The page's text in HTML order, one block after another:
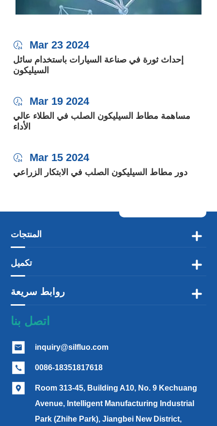
 Mar 23 2024
إحداث ثورة في صناعة السيارات باستخدام سائل
السيليكون
 Mar 19 2024
مساهمة مطاط السيليكون الصلب في الطلاء عالي
الأداء
 Mar 15 2024
دور مطاط السيليكون الصلب في الابتكار الزراعي
المنتجات 
تكميل 
روابط سريعة 
اتصل بنا
 inquiry@silfluo.com
 0086-18351817618

Room 313-45, Building A10, No. 9 Kechuang
Avenue, Intelligent Manufacturing Industrial
Park (Zhihe Park), Jiangbei New District,